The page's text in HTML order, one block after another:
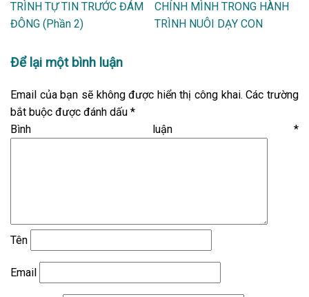
TRÌNH TỰ TIN TRƯỚC ĐÁM
ĐÔNG (Phần 2)
CHÍNH MÌNH TRONG HÀNH
TRÌNH NUÔI DẠY CON
Để lại một bình luận
Email của bạn sẽ không được hiển thị công khai. Các trường
bắt buộc được đánh dấu *
Bình luận *
Tên
Email